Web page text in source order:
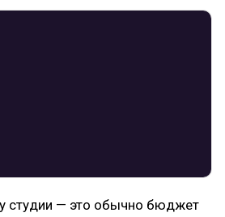
студии — это обычно бюджет